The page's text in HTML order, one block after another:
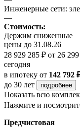
Инженерные сети:
—
Стоимость:
Держим сниженные
цены до 31.08.26
28 929 285 ₽ от 26
сегодня
в ипотеку от 142 792
до 30 лет
подробнее
Показать всю
Нажмите и
Предчистовая